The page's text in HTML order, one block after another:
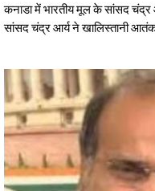
कनाडा में भारतीय मूल के सांसद चंद्र
सांसद चंद्र आर्य ने खालिस्तानी